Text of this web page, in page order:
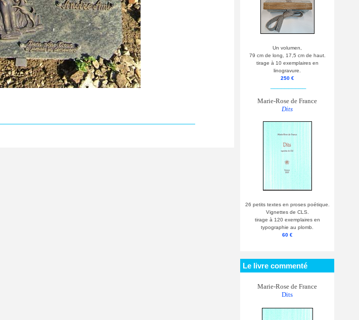
Un volumen,
79 cm de long, 17,5 cm de haut.
tirage à 10 exemplaires en
linogravure.
250 €
Marie-Rose de France
Dits
26 petits textes en proses poétique.
Vignettes de CLS.
tirage à 120 exemplaires en
typographie au plomb.
60 €
Le livre commenté
Marie-Rose de France
Dits